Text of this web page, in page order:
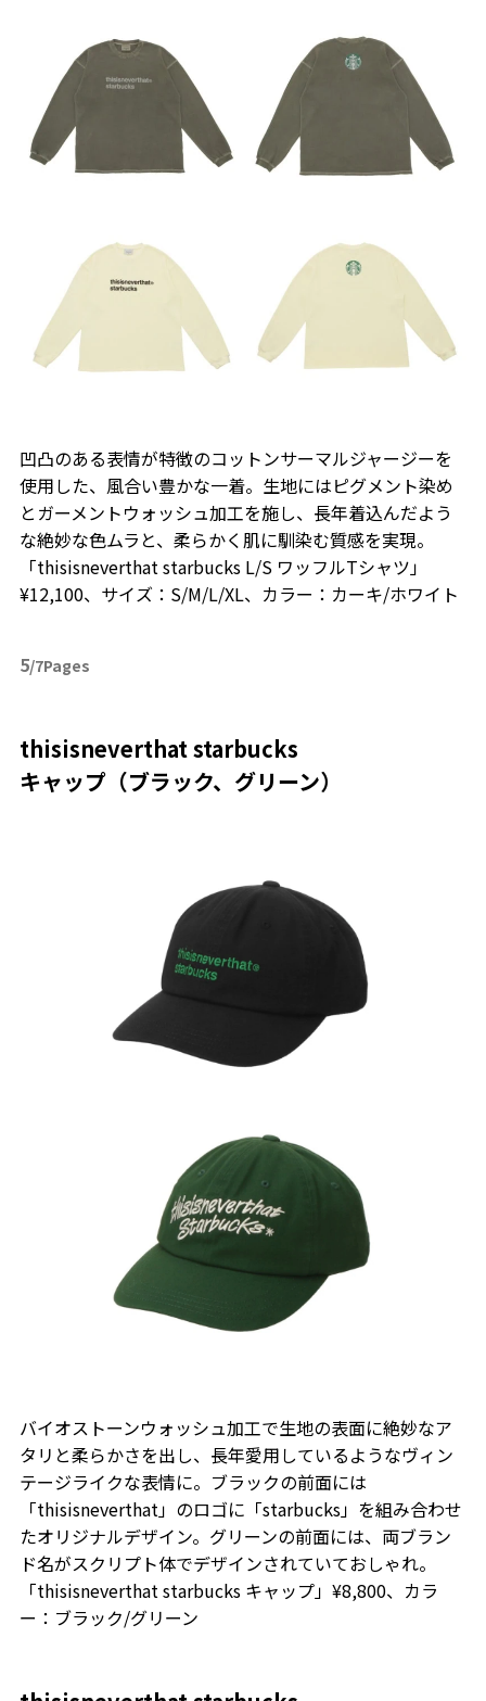
凹凸のある表情が特徴のコットンサーマルジャージーを
使用した、風合い豊かな一着。生地にはピグメント染め
とガーメントウォッシュ加工を施し、長年着込んだよう
な絶妙な色ムラと、柔らかく肌に馴染む質感を実現。
「thisisneverthat starbucks L/S ワッフルTシャツ」
¥12,100、サイズ：S/M/L/XL、カラー：カーキ/ホワイト
5/7Pages
thisisneverthat starbucks
キャップ（ブラック、グリーン）
バイオストーンウォッシュ加工で生地の表面に絶妙なア
タリと柔らかさを出し、長年愛用しているようなヴィン
テージライクな表情に。ブラックの前面には
「thisisneverthat」のロゴに「starbucks」を組み合わせ
たオリジナルデザイン。グリーンの前面には、両ブラン
ド名がスクリプト体でデザインされていておしゃれ。
「thisisneverthat starbucks キャップ」¥8,800、カラ
ー：ブラック/グリーン